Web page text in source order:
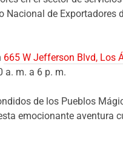
de Exportadores
665 W Jefferson Blvd, Los
a. m. a 6 p. m.
de los Pueblos
emocionante aventura